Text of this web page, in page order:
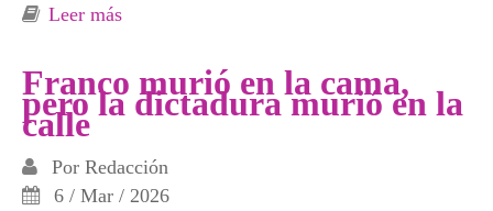
Leer más
Franco murió en la cama,
pero la dictadura murió en la
calle
Por Redacción
6 / Mar / 2026